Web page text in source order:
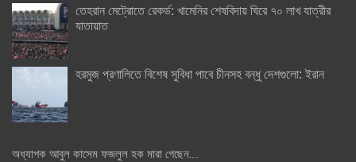
তেহরান মেট্রোতে রেকর্ড: খামেনির শেষবিদায় ঘিরে ৭০ লাখ যাত্রীর
যাতায়াত
হরমুজ প্রণালিতে বিশেষ সুবিধা পাবে চীনসহ বন্ধু দেশগুলো: ইরান
অধ্যাপক আবুল কাসেম ফজলুল হক মারা গেছেন….